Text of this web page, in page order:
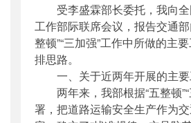
受李盛霖部长委托，我向全
工作部际联席会议，报告交通
整顿”“三加强”工作中所做的主
排思路。
一、关于近两年开展的主要
两年来，我部根据“五整顿”“
署，把道路运输安全生产作为